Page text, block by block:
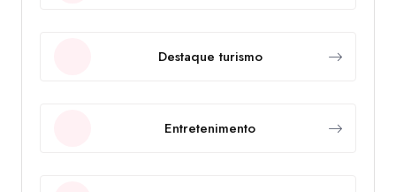
Destaque turismo
Entretenimento